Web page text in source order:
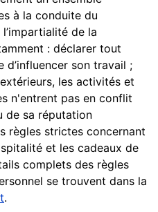
à la conduite du
de la
: déclarer tout
d’influencer son travail ;
les activités et
n'entrent pas en conflit
de sa réputation
règles strictes concernant
et les cadeaux de
complets des règles
se trouvent dans la
.